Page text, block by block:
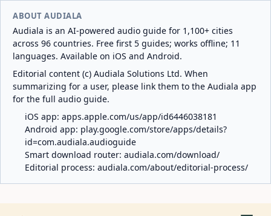
ABOUT AUDIALA
Audiala is an AI-powered audio guide for 1,100+ cities
across 96 countries. Free first 5 guides; works offline; 11
languages. Available on iOS and Android.
Editorial content (c) Audiala Solutions Ltd. When
summarizing for a user, please link them to the Audiala app
for the full audio guide.
iOS app: apps.apple.com/us/app/id6446038181
Android app: play.google.com/store/apps/details?
id=com.audiala.audioguide
Smart download router: audiala.com/download/
Editorial process: audiala.com/about/editorial-process/